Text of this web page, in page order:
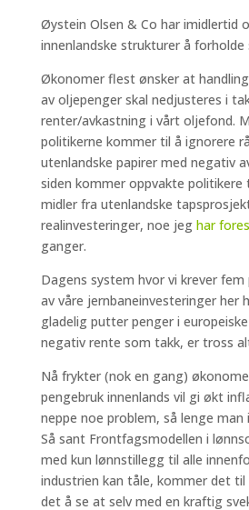
Øystein Olsen & Co har imidlertid
innenlandske strukturer å forholde
Økonomer flest ønsker at
av oljepenger skal nedjusteres i
renter/avkastning i vårt oljefond.
politikerne kommer til å ignorere
utenlandske papirer med negativ
siden kommer oppvakte politikere
midler fra utenlandske
realinvesteringer, noe jeg har
ganger.
Dagens system hvor vi krever
av våre jernbaneinvesteringer her
gladelig putter penger i
negativ rente som takk, er tross
Nå frykter (nok en gang)
pengebruk innenlands vil gi økt
neppe noe problem, så lenge
Så sant Frontfagsmodellen i
med kun lønnstillegg til alle
industrien kan tåle, kommer det til
det å se at selv med en kraftig